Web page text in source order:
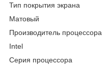
Тип покрытия экрана
Матовый
Производитель процессора
Intel
Серия процессора